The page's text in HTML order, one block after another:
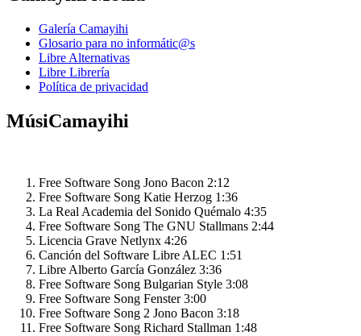
Galería Camayihi
Glosario para no informátic@s
Libre Alternativas
Libre Librería
Política de privacidad
MúsiCamayihi
Free Software Song Jono Bacon 2:12
Free Software Song Katie Herzog 1:36
La Real Academia del Sonido Quémalo 4:35
Free Software Song The GNU Stallmans 2:44
Licencia Grave Netlynx 4:26
Canción del Software Libre ALEC 1:51
Libre Alberto García González 3:36
Free Software Song Bulgarian Style 3:08
Free Software Song Fenster 3:00
Free Software Song 2 Jono Bacon 3:18
Free Software Song Richard Stallman 1:48